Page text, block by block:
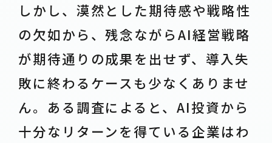
しかし、漠然とした期待感や戦略性
の欠如から、残念ながらAI経営戦略
が期待通りの成果を出せず、導入失
敗に終わるケースも少なくありませ
ん。ある調査によると、AI投資から
十分なリターンを得ている企業はわ